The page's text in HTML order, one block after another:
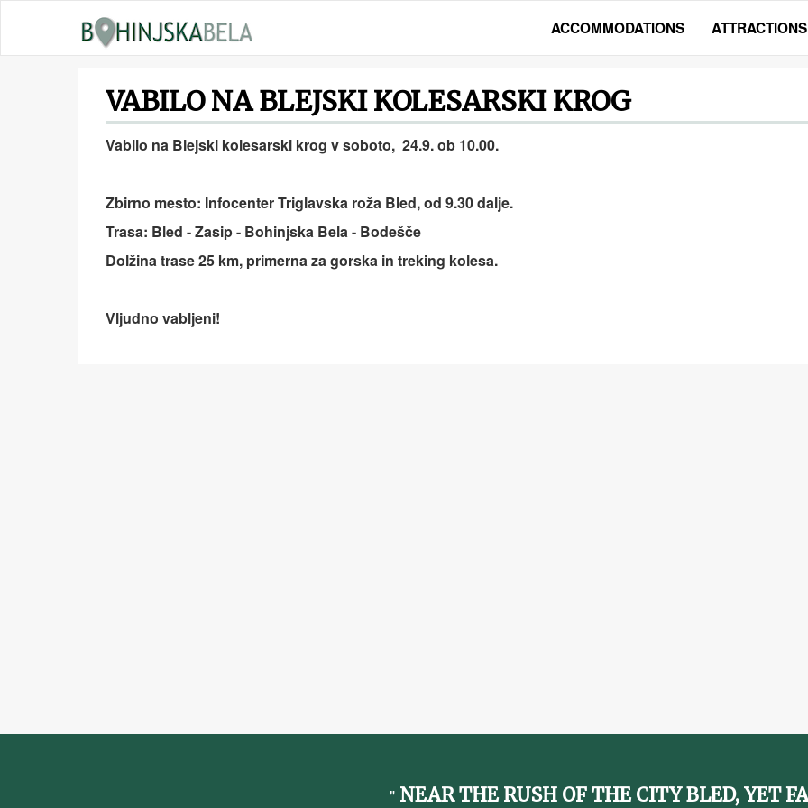
ACCOMMODATIONS ATTRACTIONS
VABILO NA BLEJSKI KOLESARSKI KROG
Vabilo na Blejski kolesarski krog v soboto, 24.9. ob 10.00.
Zbirno mesto: Infocenter Triglavska roža Bled, od 9.30 dalje.
Trasa: Bled - Zasip - Bohinjska Bela - Bodešče
Dolžina trase 25 km, primerna za gorska in treking kolesa.
Vljudno vabljeni!
NEAR THE RUSH OF THE CITY BLED, YET